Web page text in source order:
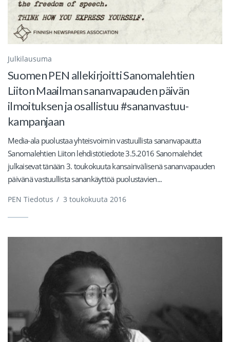
Julkilausuma
Suomen PEN allekirjoitti Sanomalehtien
Liiton Maailman sananvapauden päivän
ilmoituksen ja osallistuu #sananvastuu-
kampanjaan
Media-ala puolustaa yhteisvoimin vastuullista sananvapautta
Sanomalehtien Liiton lehdistötiedote 3.5.2016 Sanomalehdet
julkaisevat tänään 3. toukokuuta kansainvälisenä sananvapauden
päivänä vastuullista sanankäyttöä puolustavien...
PEN Tiedotus / 3 toukokuuta 2016